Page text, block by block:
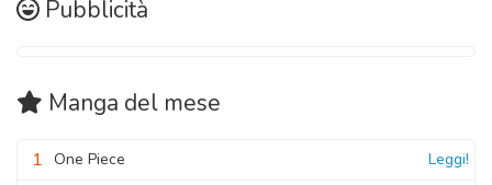
Pubblicità
Manga del mese
1 One Piece Leggi!